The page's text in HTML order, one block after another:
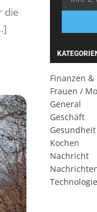
die
Finanzen
Frauen /
General
Geschäft
Gesundheit
Kochen
Nachricht
Technologie